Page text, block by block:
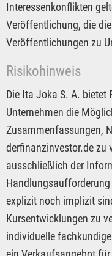
Interessenkonflikten
Veröffentlichung, die
Veröffentlichungen zu
Risikohinweis
Die Ita Joka S. A. bietet
Unternehmen die
Zusammenfassungen,
derfinanzinvestor.de zu
ausschließlich der
explizit noch implizit
Kursentwicklungen zu
individuelle